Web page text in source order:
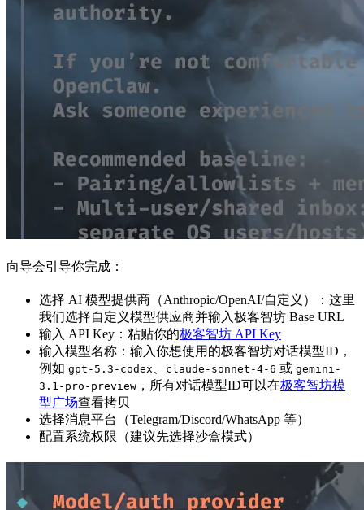
向导会引导你完成：
选择 AI 模型提供商（Anthropic/OpenAI/自定义）：这里
我们选择自定义模型供应商并输入极客智坊 Base URL
输入 API Key：粘贴你的极客智坊 API Key
输入模型名称：输入你想使用的极客智坊对话模型ID，
例如 gpt-5.3-codex 、 claude-sonnet-4-6 或 gemini-
3.1-pro-preview ，所有对话模型ID可以在极客智坊模
型广场查看拷贝
选择消息平台（Telegram/Discord/WhatsApp 等）
配置系统权限（建议先选择沙盒模式）